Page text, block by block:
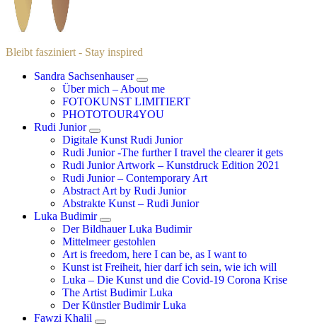
Bleibt fasziniert - Stay inspired
Sandra Sachsenhauser
Über mich – About me
FOTOKUNST LIMITIERT
PHOTOTOUR4YOU
Rudi Junior
Digitale Kunst Rudi Junior
Rudi Junior -The further I travel the clearer it gets
Rudi Junior Artwork – Kunstdruck Edition 2021
Rudi Junior – Contemporary Art
Abstract Art by Rudi Junior
Abstrakte Kunst – Rudi Junior
Luka Budimir
Der Bildhauer Luka Budimir
Mittelmeer gestohlen
Art is freedom, here I can be, as I want to
Kunst ist Freiheit, hier darf ich sein, wie ich will
Luka – Die Kunst und die Covid-19 Corona Krise
The Artist Budimir Luka
Der Künstler Budimir Luka
Fawzi Khalil